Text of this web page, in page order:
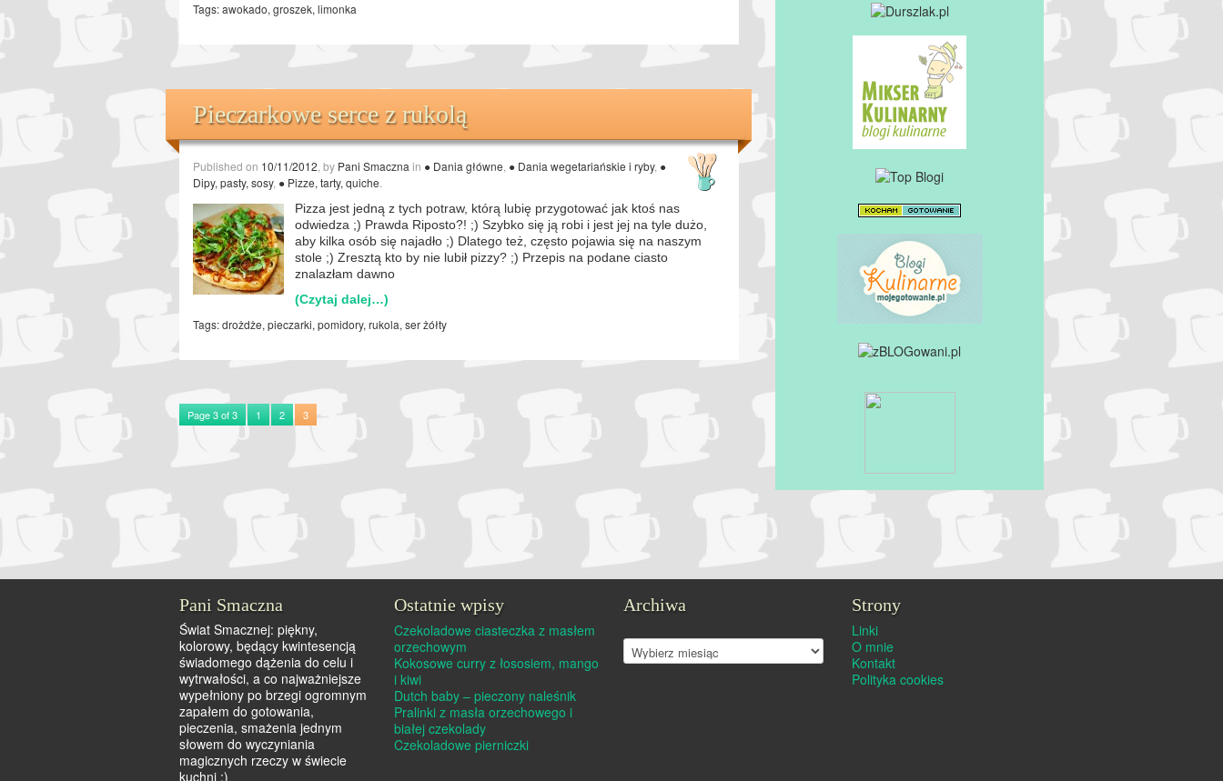
Tags:awokado, groszek, limonka
Pieczarkowe serce z rukolą
Published on 10/11/2012 , by Pani Smaczna in ● Dania główne ● Dania wegetariańskie i ryby, ●
Dipy, pasty, sosy, ● Pizze, tarty, quiche
Pizza jest jedną z tych potraw, którą lubię przygotować jak ktoś nas
odwiedza ;) Prawda Riposto?! ;) Szybko się ją robi i jest jej na tyle dużo,
aby kilka osób się najadło ;) Dlatego też, często pojawia się na naszym
stole ;) Zresztą kto by nie lubił pizzy? ;) Przepis na podane ciasto
znalazłam dawno
(Czytaj dalej…)
Tags:drożdże, pieczarki, pomidory, rukola, ser żółty
Page 3 of 3 1 2 3
Pani Smaczna
Świat Smacznej: piękny,
kolorowy, będący kwintesencją
świadomego dążenia do celu i
wytrwałości, a co najważniejsze
wypełniony po brzegi ogromnym
zapałem do gotowania,
pieczenia, smażenia jednym
słowem do wyczyniania
magicznych rzeczy w świecie
kuchni :)
Ostatnie wpisy
Czekoladowe ciasteczka z masłem
orzechowym
Kokosowe curry z łososiem, mango
i kiwi
Dutch baby – pieczony naleśnik
Pralinki z masła orzechowego i
białej czekolady
Czekoladowe pierniczki
Archiwa Strony
Linki
O mnie
Kontakt
Polityka cookies